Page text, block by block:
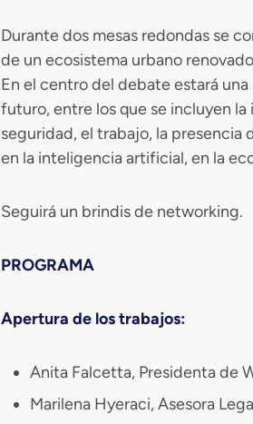
Durante dos mesas redondas se
de un ecosistema urbano
En el centro del debate estará
futuro, entre los que se incluyen
seguridad, el trabajo, la presencia
en la inteligencia artificial, en la
Seguirá un brindis de networking.
PROGRAMA
Apertura de los trabajos:
Anita Falcetta, Presidenta de
Marilena Hyeraci, Asesora